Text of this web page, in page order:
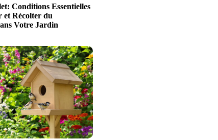
Conditions Essentielles
Récolter du
Votre Jardin